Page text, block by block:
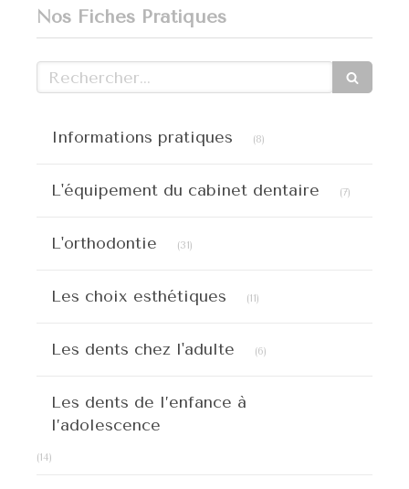
Nos Fiches Pratiques
Rechercher
Informations pratiques (8)
L'équipement du cabinet dentaire (7)
L'orthodontie (31)
Les choix esthétiques (11)
Les dents chez l'adulte (6)
Les dents de l’enfance à
l’adolescence
(14)